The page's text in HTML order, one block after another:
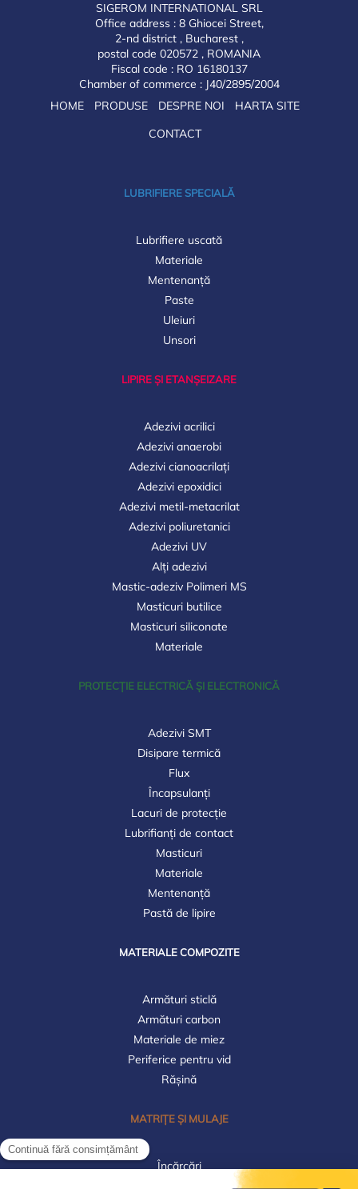
SIGEROM INTERNATIONAL SRL
Office address : 8 Ghiocei Street,
2-nd district , Bucharest ,
postal code 020572 , ROMANIA
Fiscal code : RO 16180137
Chamber of commerce : J40/2895/2004
HOME
PRODUSE DESPRE NOI
HARTA SITE
CONTACT
LUBRIFIERE SPECIALĂ
Lubrifiere uscată
Materiale
Mentenanță
Paste
Uleiuri
Unsori
LIPIRE ȘI ETANȘEIZARE
Adezivi acrilici
Adezivi anaerobi
Adezivi cianoacrilați
Adezivi epoxidici
Adezivi metil-metacrilat
Adezivi poliuretanici
Adezivi UV
Alți adezivi
Mastic-adeziv Polimeri MS
Masticuri butilice
Masticuri siliconate
Materiale
PROTECȚIE ELECTRICĂ ȘI ELECTRONICĂ
Adezivi SMT
Disipare termică
Flux
Încapsulanți
Lacuri de protecție
Lubrifianți de contact
Masticuri
Materiale
Mentenanță
Pastă de lipire
MATERIALE COMPOZITE
Armături sticlă
Armături carbon
Materiale de miez
Periferice pentru vid
Rășină
MATRIȚE ȘI MULAJE
Încărcări